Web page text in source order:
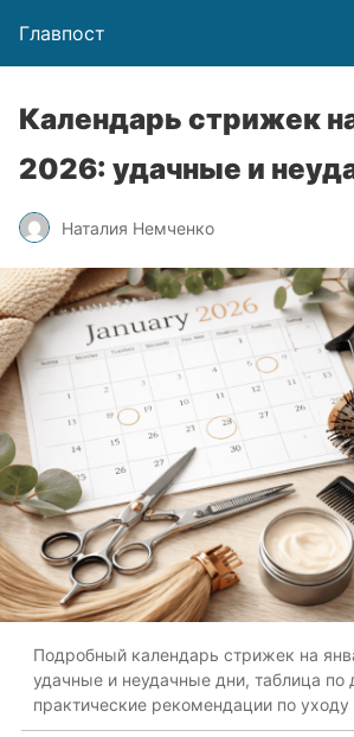
Главпост
Календарь стрижек
2026: удачные и
Наталия Немченко
Подробный календарь стрижек на
удачные и неудачные дни, таблица по
практические рекомендации по